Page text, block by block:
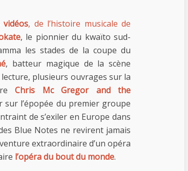
vidéos, de l’histoire musicale de
, le pionnier du kwaïto sud-
les stades de la coupe du
, batteur magique de la scène
plusieurs ouvrages sur la
Chris Mc Gregor and the
sur l’épopée du premier groupe
de s’exiler en Europe dans
Blue Notes ne revirent jamais
extraordinaire d’un opéra
l’opéra du bout du monde.